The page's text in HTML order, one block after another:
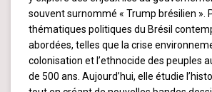
souvent surnommé « Trump brésilien ».
thématiques politiques du Brésil
abordées, telles que la crise
colonisation et l’ethnocide des peuples
de 500 ans. Aujourd’hui, elle étudie